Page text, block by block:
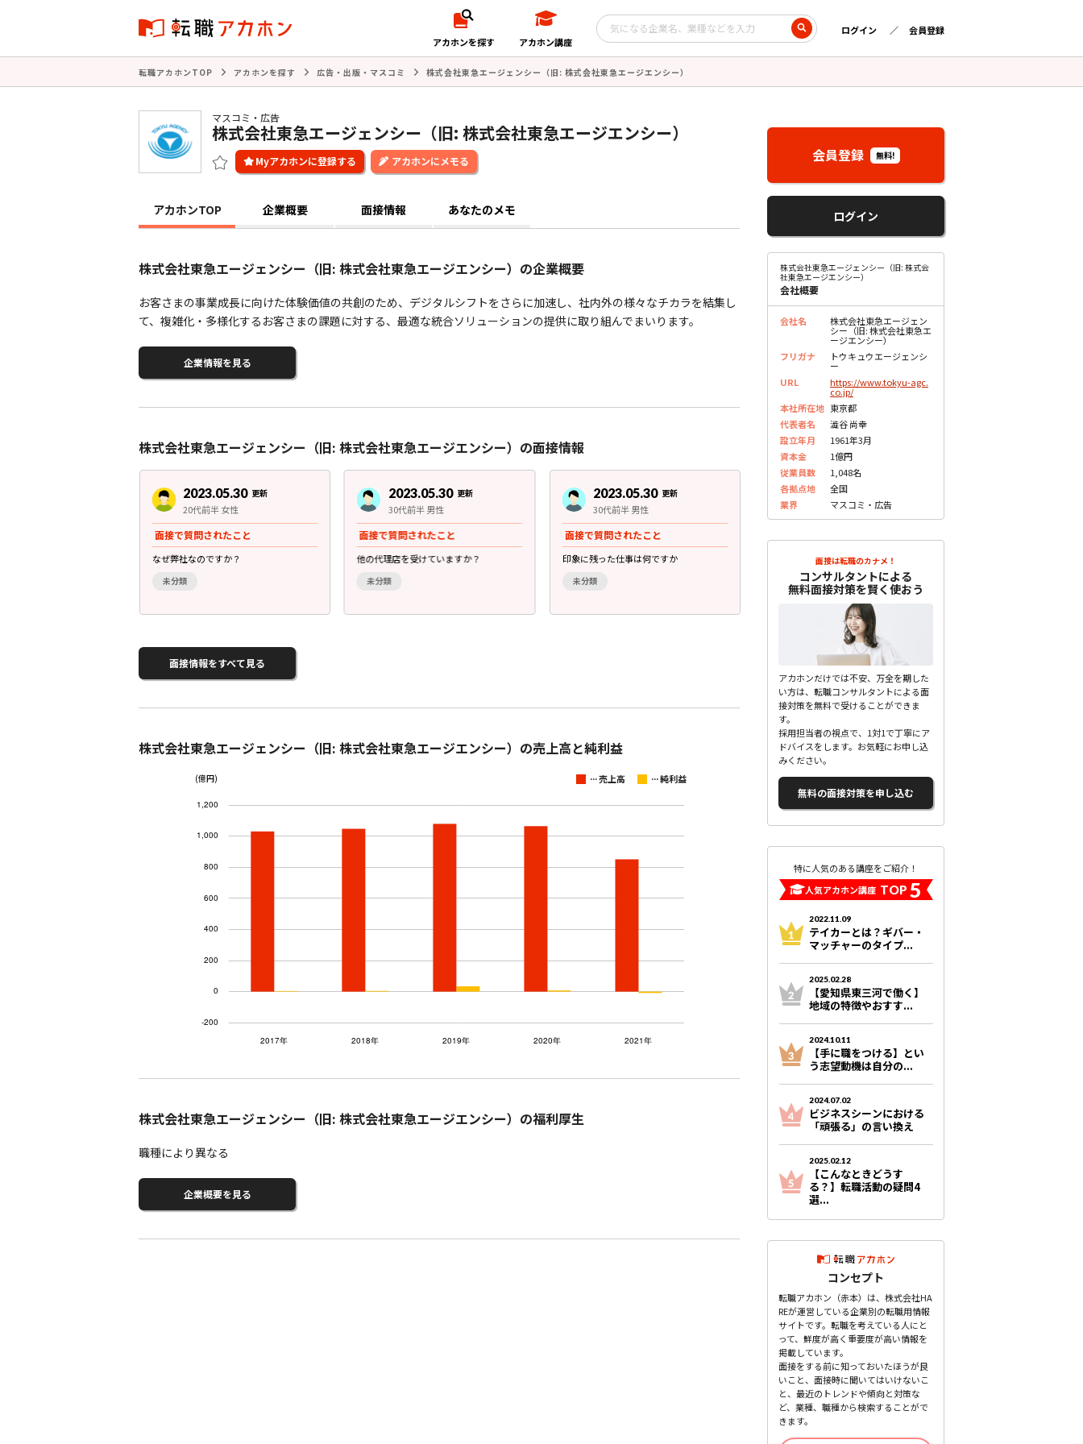
アカホンを探す アカホン講座
ログイン 会員登録
転職アカホンTOP アカホンを探す 広告・出版・マスコミ 株式会社東急エージェンシー（旧: 株式会社東急エージエンシー）
マスコミ・広告
株式会社東急エージェンシー（旧: 株式会社東急エージエンシー）
アカホンにメモる
アカホンTOP 企業概要 面接情報 あなたのメモ
株式会社東急エージェンシー（旧: 株式会社東急エージエンシー）の企業概要
お客さまの事業成長に向けた体験価値の共創のため、デジタルシフトをさらに加速し、社内外の様々なチカラを結集し
て、複雑化・多様化するお客さまの課題に対する、最適な統合ソリューションの提供に取り組んでまいります。
企業情報を見る
株式会社東急エージェンシー（旧: 株式会社東急エージエンシー）の面接情報
2023.05.30 更新
20代前半 女性
面接で質問されたこと
なぜ弊社なのですか？
未分類
2023.05.30 更新
30代前半 男性
面接で質問されたこと
他の代理店を受けていますか？
未分類
2023.05.30 更新
30代前半 男性
面接で質問されたこと
印象に残った仕事は何ですか
未分類
2023.05.30
30代前半 男性
後輩がプレゼンで緊張していたらなんて
言いますか？
未分類
面接情報をすべて見る
株式会社東急エージェンシー（旧: 株式会社東急エージエンシー）の売上高と純利益
(億円) ...売上高 ...純利益
株式会社東急エージェンシー（旧: 株式会社東急エージエンシー）の福利厚生
職種により異なる
企業概要を見る
会員登録 無料!
ログイン
株式会社東急エージェンシー（旧: 株式会
社東急エージエンシー）
会社概要
会社名 株式会社東急エージェン
シー（旧: 株式会社東急エ
ージエンシー）
フリガナ
トウキュウエージェンシ
ー
URL
https://www.tokyu-agc.
co.jp/
本社所在地 東京都
代表者名
澁谷 尚幸
設立年月
1961年3月
資本金
1億円
従業員数
1,048名
各拠点地
全国
業界
マスコミ・広告
面接は転職のカナメ！
コンサルタントによる
無料面接対策を賢く使おう
アカホンだけでは不安、万全を期した
い方は、転職コンサルタントによる面
接対策を無料で受けることができま
す。
採用担当者の視点で、1対1で丁寧にア
ドバイスをします。お気軽にお申し込
みください。
無料の面接対策を申し込む
特に人気のある講座をご紹介！
人気アカホン講座 TOP 5
2022.11.09
テイカーとは？ギバー・
マッチャーのタイプ...
2025.02.28
【愛知県東三河で働く】
地域の特徴やおすす...
2024.10.11
【手に職をつける】とい
う志望動機は自分の...
2024.07.02
ビジネスシーンにおける
「頑張る」の言い換え
2025.02.12
【こんなときどうす
る？】転職活動の疑問4
選...
コンセプト
転職アカホン（赤本）は、株式会社HA
REが運営している企業別の転職用情報
サイトです。転職を考えている人にと
って、鮮度が高く重要度が高い情報を
掲載しています。
面接をする前に知っておいたほうが良
いこと、面接時に聞いてはいけないこ
と、最近のトレンドや傾向と対策な
ど、業種、職種から検索することがで
きます。